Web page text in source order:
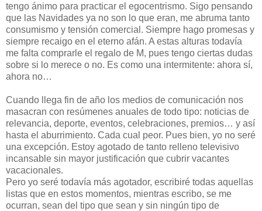
tengo ánimo para practicar el egocentrismo. Sigo pensando
que las Navidades ya no son lo que eran, me abruma tanto
consumismo y tensión comercial. Siempre hago promesas y
siempre recaigo en el eterno afán. A estas alturas todavía
me falta comprarle el regalo de M, pues tengo ciertas dudas
sobre si lo merece o no. Es como una intermitente: ahora sí,
ahora no…
Cuando llega fin de año los medios de comunicación nos
masacran con resúmenes anuales de todo tipo: noticias de
relevancia, deporte, eventos, celebraciones, premios… y así
hasta el aburrimiento. Cada cual peor. Pues bien, yo no seré
una excepción. Estoy agotado de tanto relleno televisivo
incansable sin mayor justificación que cubrir vacantes
vacacionales.
Pero yo seré todavía más agotador, escribiré todas aquellas
listas que en estos momentos, mientras escribo, se me
ocurran, sean del tipo que sean y sin ningún tipo de